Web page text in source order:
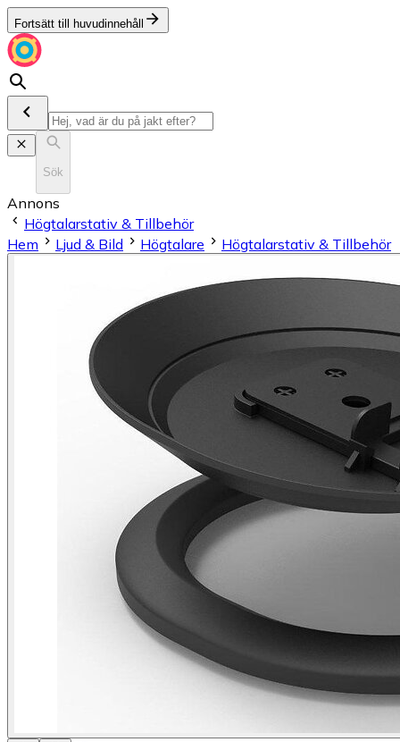
Fortsätt till huvudinnehåll
Sök
Annons
Högtalarstativ & Tillbehör
Hem
Ljud & Bild Högtalare Högtalarstativ & Tillbehör